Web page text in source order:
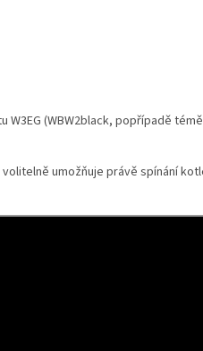
W3EG (WBW2black, popřípadě
umožňuje právě spínání